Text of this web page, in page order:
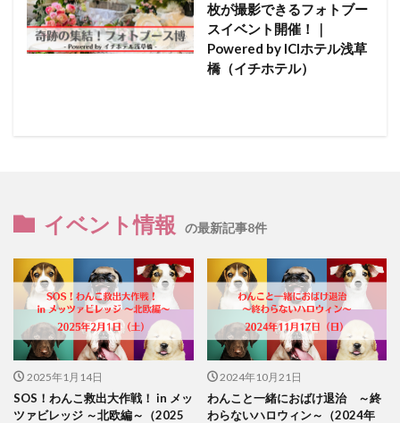
枚が撮影できるフォトブー
スイベント開催！｜
Powered by ICIホテル浅草
橋（イチホテル）
イベント情報 の最新記事8件
2025年1月14日
SOS！わんこ救出大作戦！ in メッ
ツァビレッジ ～北欧編～（2025
2024年10月21日
わんこと一緒におばけ退治 ～終
わらないハロウィン～（2024年